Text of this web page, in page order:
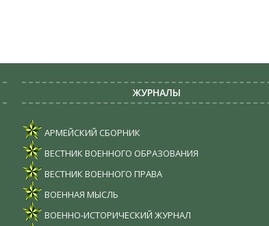
ЖУРНАЛЫ
АРМЕЙСКИЙ СБОРНИК
ВЕСТНИК ВОЕННОГО ОБРАЗОВАНИЯ
ВЕСТНИК ВОЕННОГО ПРАВА
ВОЕННАЯ МЫСЛЬ
ВОЕННО-ИСТОРИЧЕСКИЙ ЖУРНАЛ